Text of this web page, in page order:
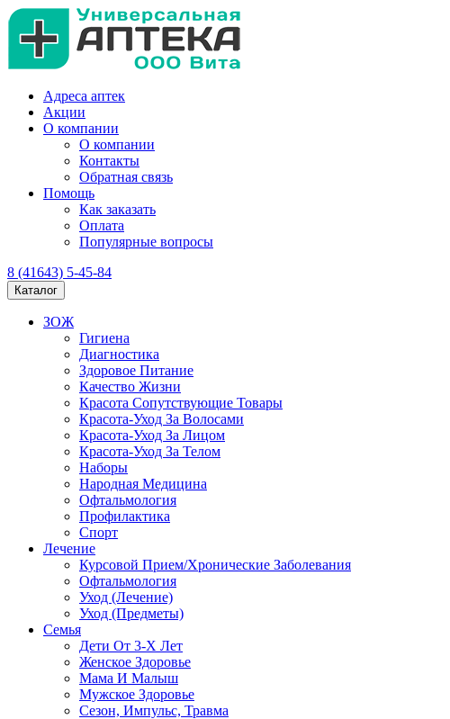
Адреса аптек
Акции
О компании
О компании
Контакты
Обратная связь
Помощь
Как заказать
Оплата
Популярные вопросы
8 (41643) 5-45-84
Каталог
ЗОЖ
Гигиена
Диагностика
Здоровое Питание
Качество Жизни
Красота Сопутствующие Товары
Красота-Уход За Волосами
Красота-Уход За Лицом
Красота-Уход За Телом
Наборы
Народная Медицина
Офтальмология
Профилактика
Спорт
Лечение
Курсовой Прием/Хронические Заболевания
Офтальмология
Уход (Лечение)
Уход (Предметы)
Семья
Дети От 3-Х Лет
Женское Здоровье
Мама И Малыш
Мужское Здоровье
Сезон, Импульс, Травма